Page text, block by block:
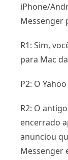
iPhone/
Messenger
R1: Sim,
para Mac da
P2: O
R2: O
encerrado
anunciou
Messenger